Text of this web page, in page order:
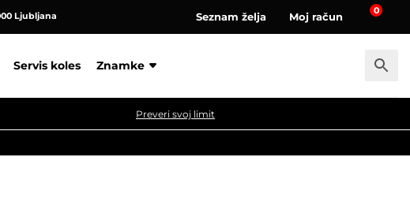
Ljubljana Seznam želja Moj račun 0
Servis koles Znamke
Preveri svoj limit